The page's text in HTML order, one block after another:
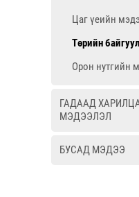
Цаг үеийн
Төрийн
Орон нутгийн
ГАДААД
МЭДЭЭЛЭЛ
БУСАД МЭДЭЭ